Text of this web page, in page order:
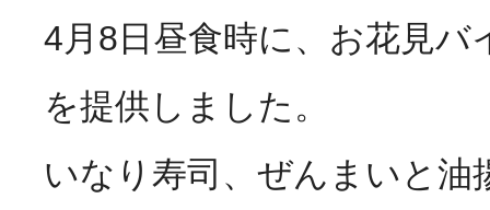
4月8日昼食時に、お花見バ
を提供しました。
いなり寿司、ぜんまいと油
介護老人保健施設 長寿の
短期入所療養介護ショー
最新情報
トピック・写真
採用情報
活動のご